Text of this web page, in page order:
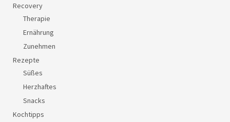
Recovery
Therapie
Ernährung
Zunehmen
Rezepte
Süßes
Herzhaftes
Snacks
Kochtipps